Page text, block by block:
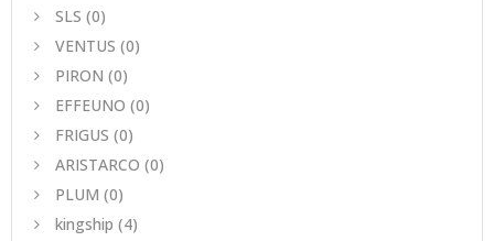
SLS (0)
VENTUS (0)
PIRON (0)
EFFEUNO (0)
FRIGUS (0)
ARISTARCO (0)
PLUM (0)
kingship (4)